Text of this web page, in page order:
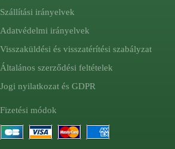
Szállítási irányelvek
Adatvédelmi irányelvek
Visszaküldési és visszatérítési szabályzat
Általános szerződési feltételek
Jogi nyilatkozat és GDPR
Fizetési módok